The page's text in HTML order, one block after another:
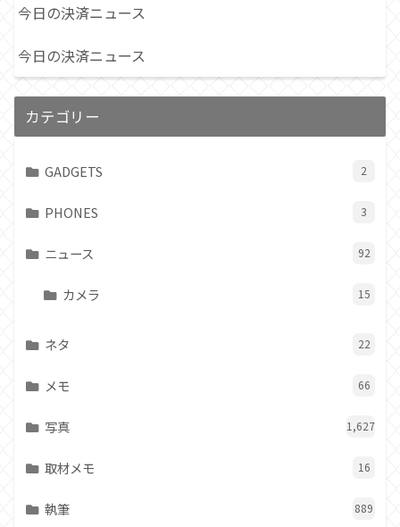
今日の決済ニュース
今日の決済ニュース
カテゴリー
GADGETS 2
PHONES 3
ニュース 92
カメラ 15
ネタ 22
メモ 66
写真 1,627
取材メモ 16
執筆 889